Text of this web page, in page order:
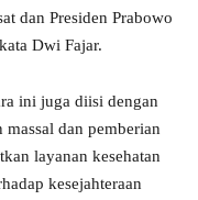
dan Presiden Prabowo
Dwi Fajar.
ini juga diisi dengan
dan pemberian
layanan kesehatan
kesejahteraan